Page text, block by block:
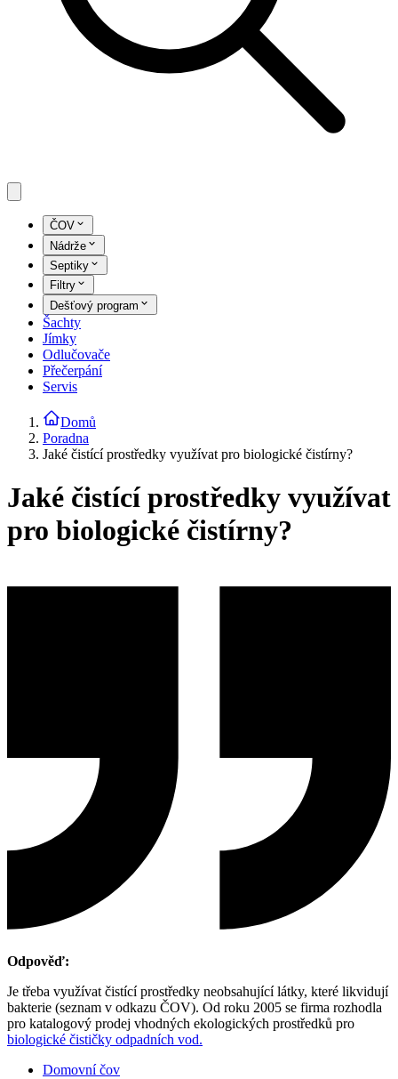
ČOV
Nádrže
Septiky
Filtry
Dešťový program
Šachty
Jímky
Odlučovače
Přečerpání
Servis
Domů
Poradna
Jaké čistící prostředky využívat pro biologické čistírny?
Jaké čistící prostředky využívat
pro biologické čistírny?
Odpověď:
Je třeba využívat čistící prostředky neobsahující látky, které likvidují
bakterie (seznam v odkazu ČOV). Od roku 2005 se firma rozhodla
pro katalogový prodej vhodných ekologických prostředků pro
biologické čističky odpadních vod.
Domovní čov